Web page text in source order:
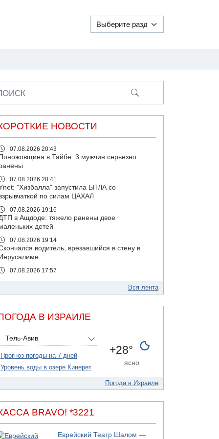
НОВОСТИ
07.08.2026 20:43
Поножовщина в Тайбе: 3 мужчин серьезно
07.08.2026 20:41
"Хизбалла" запустила БПЛА со
по силам ЦАХАЛ
07.08.2026 19:16
в Ашдоде: тяжело ранены двое
детей
07.08.2026 19:14
водитель, врезавшийся в стену в
Иерусалиме
07.08.2026 17:57
подозреваемого в коррупционных
с Йоавом Элиаси
07.08.2026 17:51
БАГАЦ отказался заморозить лишение
налоговых льгот для уклонистов-харедим
07.08.2026 17:48
В Иерусалиме водитель врезался в забор и
07.08.2026 13:47
армия сообщила о ранении
Вся лента
В ИЗРАИЛЕ
Тель-Авив
Прогноз погоды на 7 дней
Уровень воды в озере Кинерет
+28°
ясно
Погода в Израиле
BRAVO! *3221
Еврейский Театр Шалом —